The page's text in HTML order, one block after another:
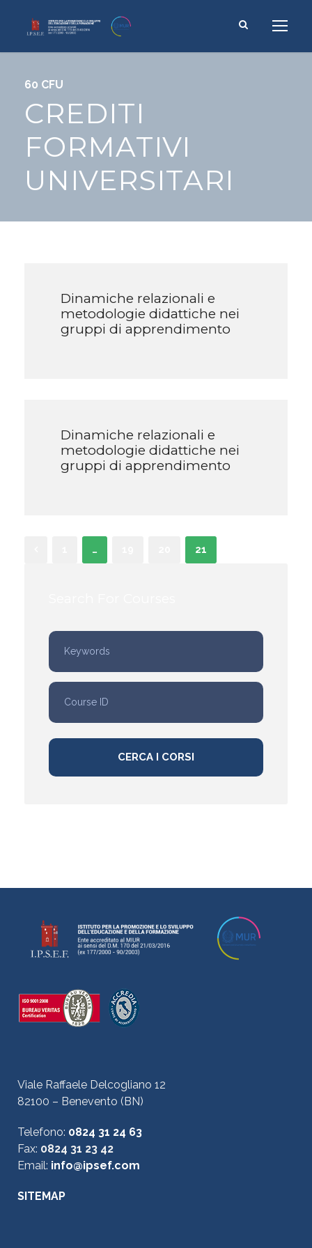
60 CFU
CREDITI
FORMATIVI
UNIVERSITARI
Dinamiche relazionali e
metodologie didattiche nei
gruppi di apprendimento
Dinamiche relazionali e
metodologie didattiche nei
gruppi di apprendimento
… 21
Viale Raffaele Delcogliano 12
82100 – Benevento (BN)
Telefono: 0824 31 24 63
Fax: 0824 31 23 42
Email: info@ipsef.com
SITEMAP